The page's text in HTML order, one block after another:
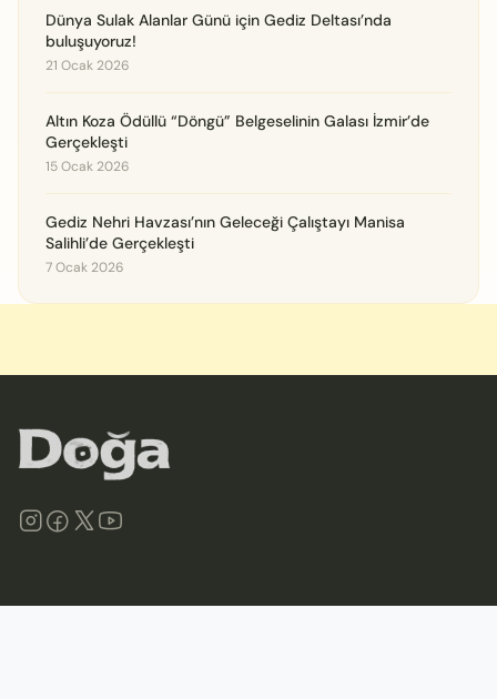
Dünya Sulak Alanlar Günü için Gediz Deltası’nda
buluşuyoruz!
21 Ocak 2026
Altın Koza Ödüllü “Döngü” Belgeselinin Galası İzmir’de
Gerçekleşti
15 Ocak 2026
Gediz Nehri Havzası’nın Geleceği Çalıştayı Manisa
Salihli’de Gerçekleşti
7 Ocak 2026